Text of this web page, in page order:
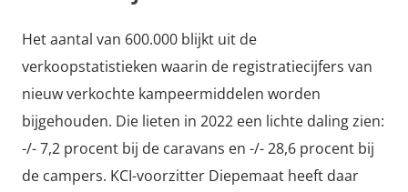
Het aantal van 600.000 blijkt uit de
verkoopstatistieken waarin de registratiecijfers van
nieuw verkochte kampeermiddelen worden
bijgehouden. Die lieten in 2022 een lichte daling zien:
-/- 7,2 procent bij de caravans en -/- 28,6 procent bij
de campers. KCI-voorzitter Diepemaat heeft daar